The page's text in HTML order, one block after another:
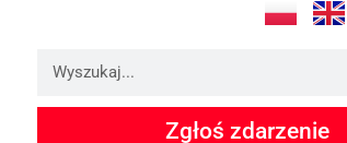
Zgłoś zdarzenie